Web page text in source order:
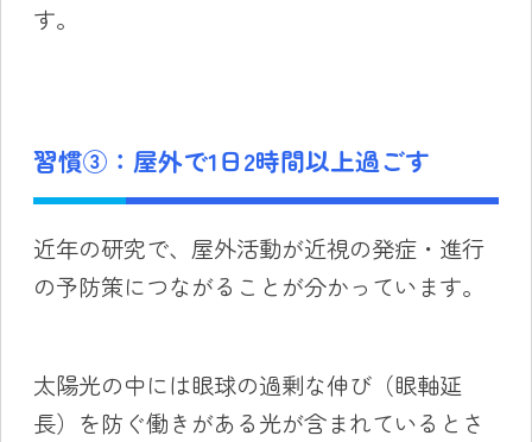
す。
習慣③：屋外で1日2時間以上過ごす
近年の研究で、屋外活動が近視の発症・進行
の予防策につながることが分かっています。
太陽光の中には眼球の過剰な伸び（眼軸延
長）を防ぐ働きがある光が含まれているとさ